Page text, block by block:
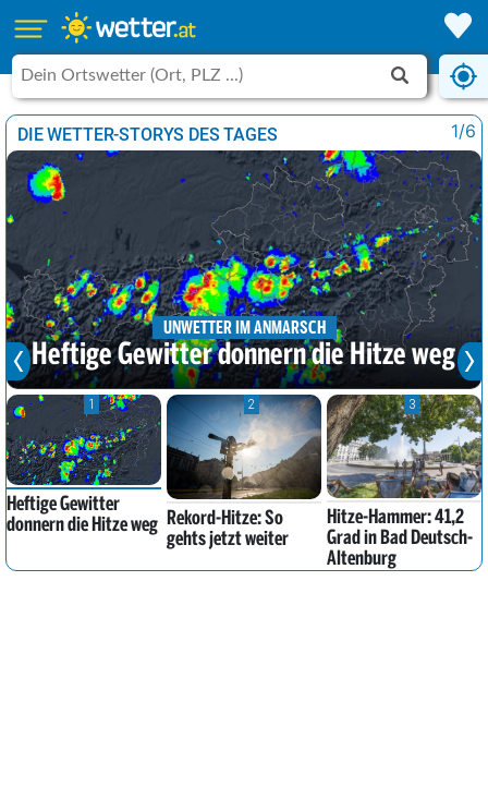
DIE WETTER-STORYS DES TAGES
UNWETTER IM ANMARSCH
Heftige Gewitter donnern die Hitze weg
1
Heftige Gewitter
donnern die Hitze weg
2
Rekord-Hitze: So
gehts jetzt weiter
3
Hitze-Hammer: 41,2
Grad in Bad Deutsch-
Altenburg
1/6